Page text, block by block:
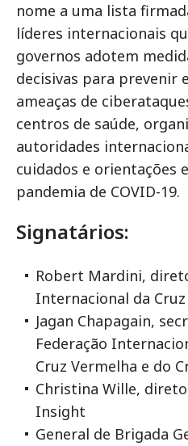
nome a uma lista
líderes internacionais
governos adotem
decisivas para prevenir
ameaças de
centros de saúde,
autoridades
cuidados e orientações
pandemia de COVID-19.
Signatários:
Robert Mardini,
Internacional da Cruz
Jagan Chapagain,
Federação
Cruz Vermelha e do
Christina Wille,
Insight
General de Brigada